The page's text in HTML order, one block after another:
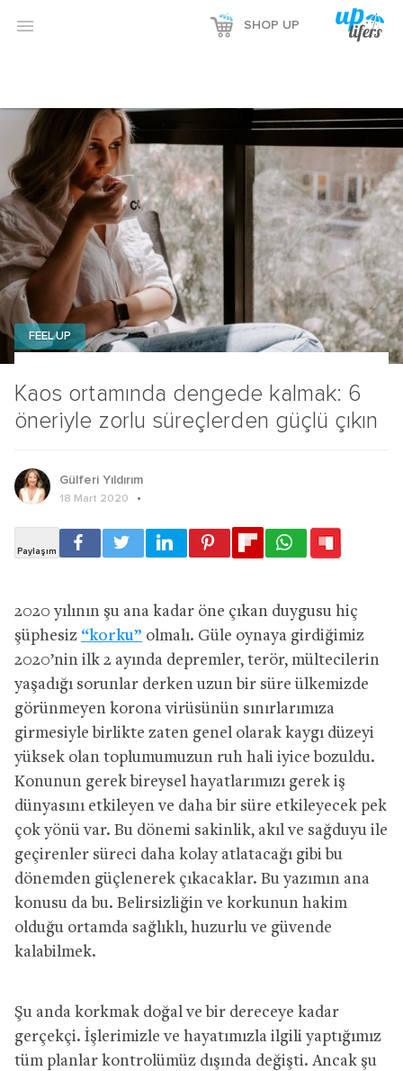
 SHOP UP
Kaos ortamında dengede kalmak: 6
öneriyle zorlu süreçlerden güçlü çıkın
FEEL UP
Gülferi Yıldırım
18 Mart 2020
2020 yılının şu ana kadar öne çıkan duygusu hiç
şüphesiz “korku” olmalı. Güle oynaya girdiğimiz
2020’nin ilk 2 ayında depremler, terör, mültecilerin
yaşadığı sorunlar derken uzun bir süre ülkemizde
görünmeyen korona virüsünün sınırlarımıza
girmesiyle birlikte zaten genel olarak kaygı düzeyi
yüksek olan toplumumuzun ruh hali iyice bozuldu.
Konunun gerek bireysel hayatlarımızı gerek iş
dünyasını etkileyen ve daha bir süre etkileyecek pek
çok yönü var. Bu dönemi sakinlik, akıl ve sağduyu ile
geçirenler süreci daha kolay atlatacağı gibi bu
dönemden güçlenerek çıkacaklar. Bu yazımın ana
konusu da bu. Belirsizliğin ve korkunun hakim
olduğu ortamda sağlıklı, huzurlu ve güvende
kalabilmek.
Şu anda korkmak doğal ve bir dereceye kadar
gerçekçi. İşlerimizle ve hayatımızla ilgili yaptığımız
tüm planlar kontrolümüz dışında değişti. Ancak şu